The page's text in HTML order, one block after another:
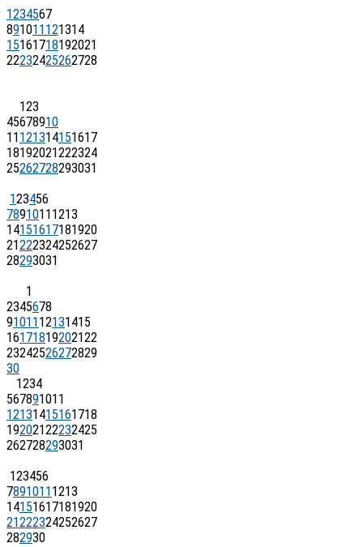
1234567
891011 121314
15161718192021
22232425262728
123
45678910
11 121314151617
18192021222324
25262728293031
123456
7891011 1213
14151617181920
21222324252627
28293031
1
2345678
91011 12131415
16171819202122
23242526272829
30
1234
567891011
12131415161718
19202122232425
262728293031
123456
7891011 1213
14151617181920
21222324252627
282930